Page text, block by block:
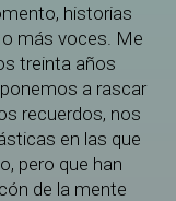
historias
más voces. Me
treinta años
a rascar
recuerdos, nos
en las que
pero que han
de la mente